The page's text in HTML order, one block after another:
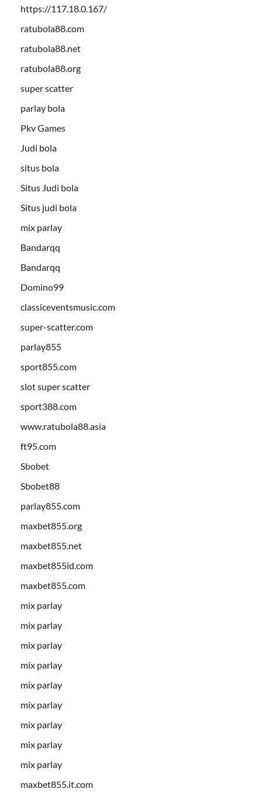
https://117.18.0.167/
ratubola88.com
ratubola88.net
ratubola88.org
super scatter
parlay bola
Pkv Games
Judi bola
situs bola
Situs Judi bola
Situs judi bola
mix parlay
Bandarqq
Bandarqq
Domino99
classiceventsmusic.com
super-scatter.com
parlay855
sport855.com
slot super scatter
sport388.com
www.ratubola88.asia
ft95.com
Sbobet
Sbobet88
parlay855.com
maxbet855.org
maxbet855.net
maxbet855id.com
maxbet855.com
mix parlay
mix parlay
mix parlay
mix parlay
mix parlay
mix parlay
mix parlay
mix parlay
mix parlay
maxbet855.it.com